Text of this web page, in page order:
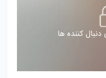
کننده ها